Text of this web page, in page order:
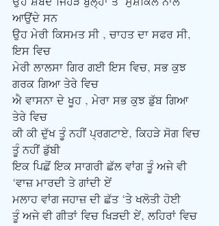
ਆਉਂਦੇ ਸਨ
ਉਹ ਮੇਰੀ ਕਿਸਮਤ ਸੀ , ਚਾਹਤ ਦਾ ਸਫਰ ਸੀ,
ਇਸ ਵਿਚ
ਮੇਰੀ ਲਾਲਸਾ ਗਿਰ ਗਈ ਇਸ ਵਿਚ, ਸਭ ਕੁਝ
ਗਰਕ ਗਿਆ ਤੇਰੇ ਵਿਚ
ਐ ਵਾਸਨਾ ਦੇ ਖੂਹ , ਮੇਰਾ ਸਭ ਕੁਝ ਡੁੱਬ ਗਿਆ
ਤੇਰੇ ਵਿਚ
ਕੀ ਕੀ ਦੁੱਖ ਤੂੰ ਨਹੀਂ ਪ੍ਰਗਟਾਏ, ਕਿਹੜੇ ਸੋਗ ਵਿਚ
ਤੂੰ ਨਹੀਂ ਡੁੱਬੀ
ਇਕ ਪਿਛੋਂ ਇਕ ਸਾਗਰੀ ਛੱਲ ਵਾਂਗ ਤੂੰ ਅਜੇ ਵੀ
‘ਵਾਜ਼ ਮਾਰਦੀ ਤੇ ਗਾਂਦੀ ਏਂ
ਮਲਾਹ ਵਾਂਗ ਜਹਾਜ਼ ਦੀ ਛੱਤ ‘ਤੇ ਖਲੋਤੀ ਹੋਈ
ਤੂੰ ਅਜੇ ਵੀ ਗੀਤਾਂ ਵਿਚ ਖਿੜਦੀ ਏਂ, ਲਹਿਰਾਂ ਵਿਚ